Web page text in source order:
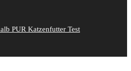
PUR Katzenfutter Test